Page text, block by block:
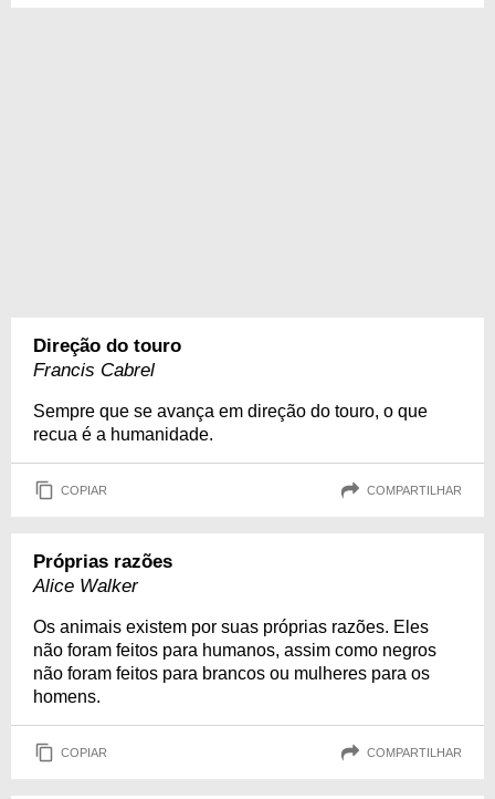
Direção do touro
Francis Cabrel
Sempre que se avança em direção do touro, o que
recua é a humanidade.
COPIAR COMPARTILHAR
Próprias razões
Alice Walker
Os animais existem por suas próprias razões. Eles
não foram feitos para humanos, assim como negros
não foram feitos para brancos ou mulheres para os
homens.
COPIAR COMPARTILHAR